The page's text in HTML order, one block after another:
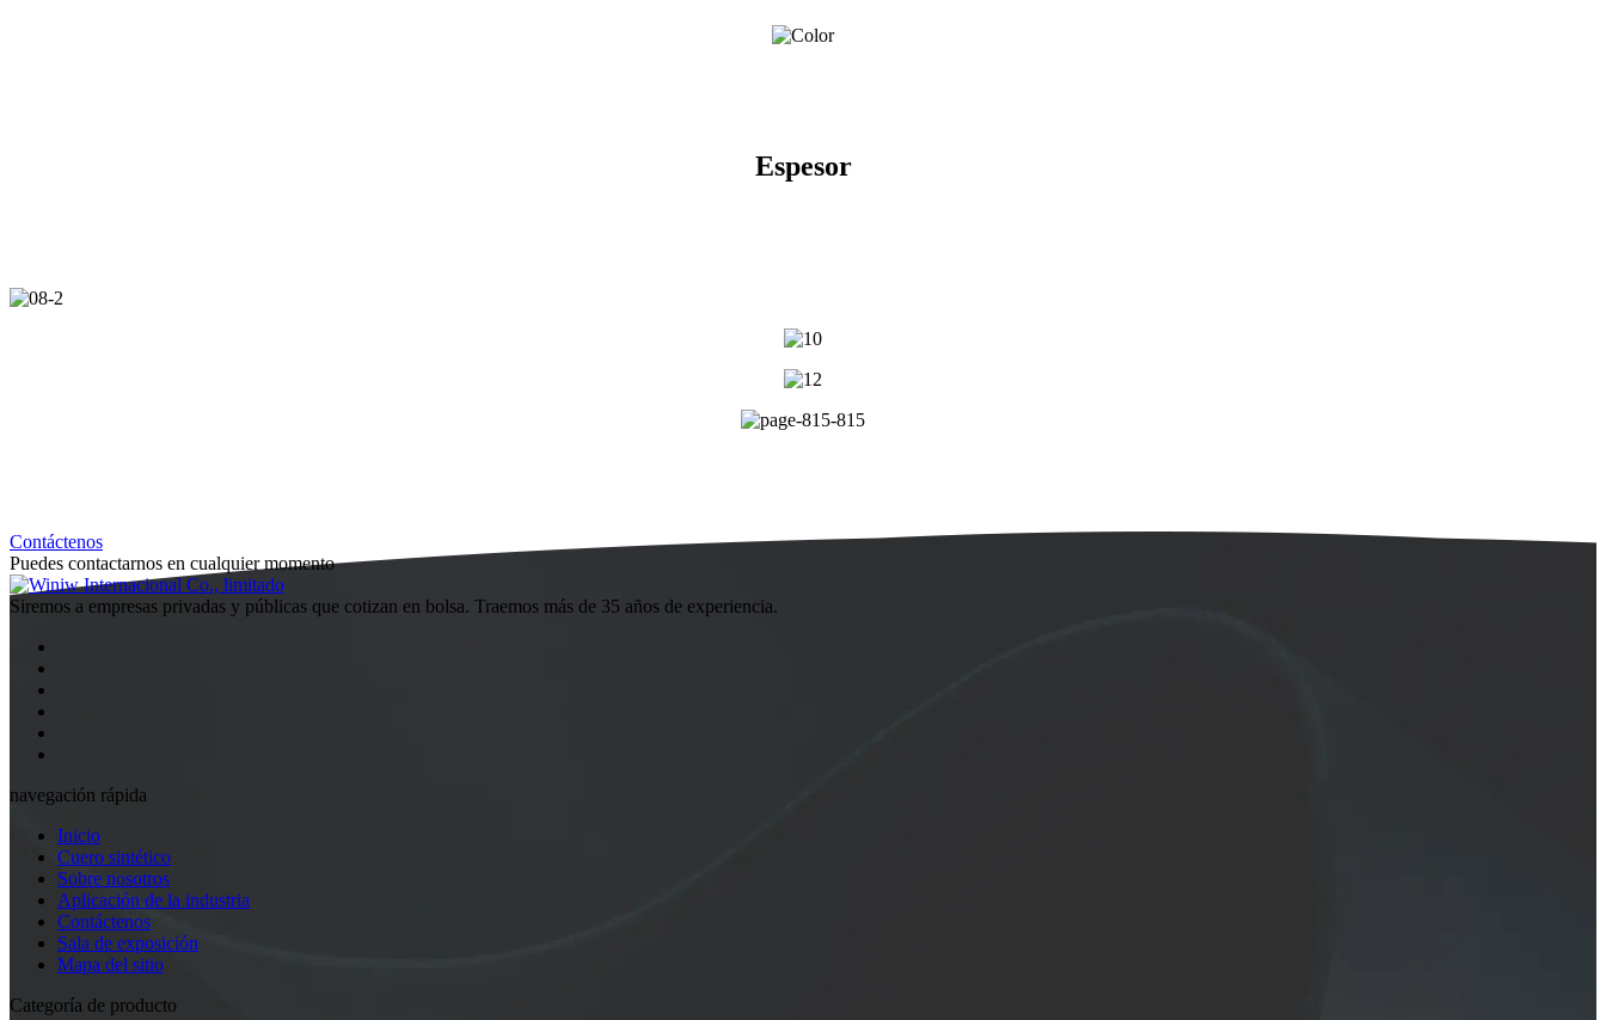
Espesor
Contáctenos
Puedes contactarnos en cualquier momento
Siremos a empresas privadas y públicas que cotizan en bolsa. Traemos más de 35 años de experiencia.
navegación rápida
Inicio
Cuero sintético
Sobre nosotros
Aplicación de la industria
Contáctenos
Sala de exposición
Mapa del sitio
Categoría de producto